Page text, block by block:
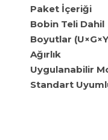
Paket İçeriği
Bobin Teli Dahil
Boyutlar
Ağırlık
Uygulanabilir
Standart